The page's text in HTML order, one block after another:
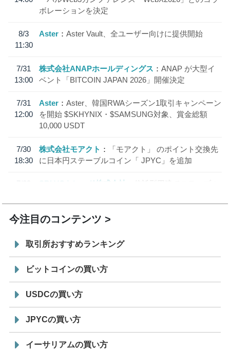
ボレーションを決定
8/3
11:30
Aster Aster Vault、全ユーザー向けに提供開始
7/31
13:00
株式会社ANAPホールディングス
ANAP が大型イ
ベント「BITCOIN JAPAN 2026」開催決定
7/31
12:00
Aster
Aster、韓国RWAシーズン1取引キャンペーン
を開始 $SKHYNIX・$SAMSUNG対象、賞金総額
10,000 USDT
7/30
18:30
株式会社モアクト
「モアクト」 のポイント交換先
に日本円ステーブルコイン「 JPYC」を追加
7/29
SBI VCトレード株式会社
信託型円建てステーブル
今注目のコンテンツ
取引所おすすめランキング
ビットコインの買い方
USDCの買い方
JPYCの買い方
イーサリアムの買い方